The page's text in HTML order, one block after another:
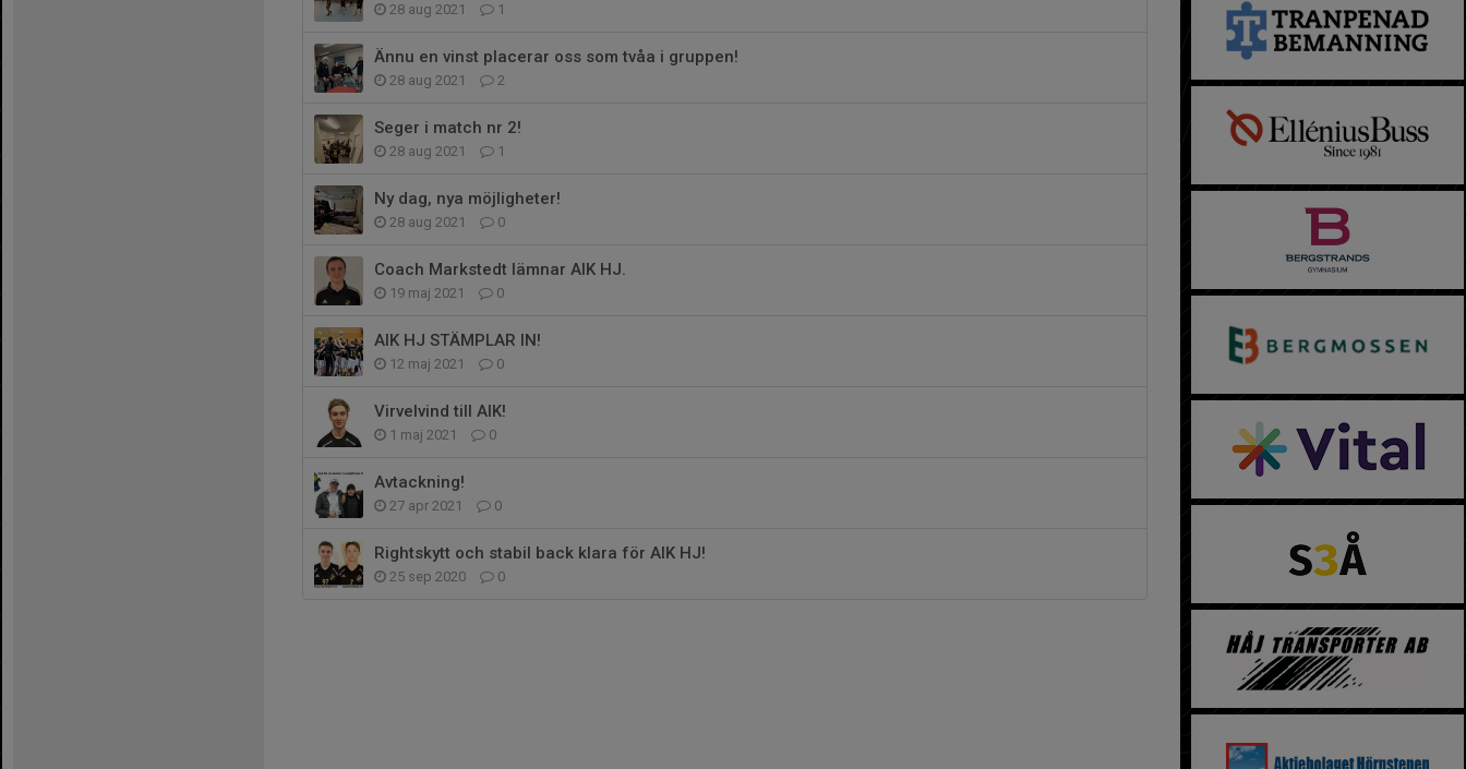
28 aug 2021 1
Ännu en vinst placerar oss som tvåa i gruppen!
28 aug 2021 2
Seger i match nr 2!
28 aug 2021 1
Ny dag, nya möjligheter!
28 aug 2021 0
Coach Markstedt lämnar AIK HJ.
19 maj 2021 0
AIK HJ STÄMPLAR IN!
12 maj 2021 0
Virvelvind till AIK!
1 maj 2021 0
Avtackning!
27 apr 2021 0
Rightskytt och stabil back klara för AIK HJ!
25 sep 2020 0